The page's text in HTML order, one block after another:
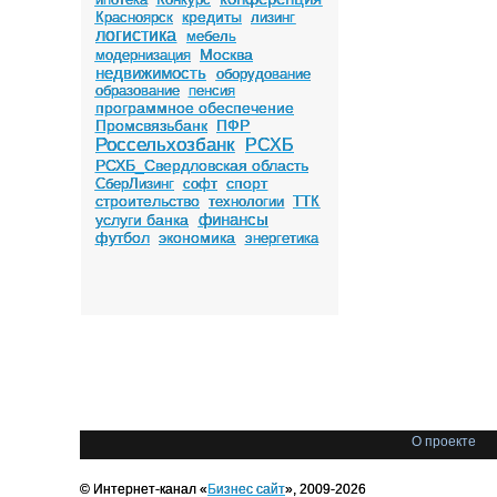
Красноярск кредиты лизинг
логистика
мебель
модернизация
Москва
недвижимость оборудование
образование пенсия
программное обеспечение
Промсвязьбанк ПФР
Россельхозбанк РСХБ
РСХБ_Свердловская область
СберЛизинг софт спорт
строительство технологии ТТК
услуги банка финансы
футбол экономика энергетика
О проекте
© Интернет-канал «Бизнес сайт», 2009-2026